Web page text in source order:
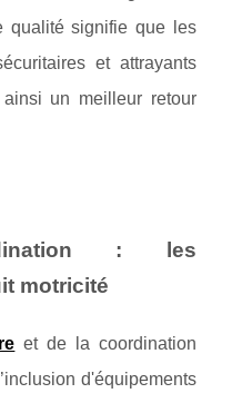
qualité signifie que les
et attrayants
un meilleur retour
: les
motricité
et de la coordination
d'équipements